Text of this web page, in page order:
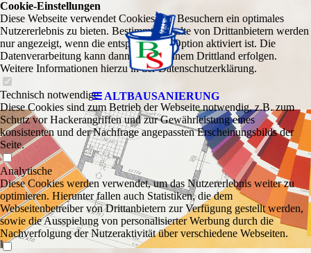
ALTBAUSANIERUNG
Cookie-Einstellungen
Diese Webseite verwendet Cookies, um Besuchern ein optimales
Nutzererlebnis zu bieten. Bestimmte Inhalte von Drittanbietern werden
nur angezeigt, wenn die entsprechende Option aktiviert ist. Die
Datenverarbeitung kann dann auch in einem Drittland erfolgen.
Weitere Informationen hierzu in der Datenschutzerklärung.
Technisch notwendige
Diese Cookies sind zum Betrieb der Webseite notwendig, z.B. zum
Schutz vor Hackerangriffen und zur Gewährleistung eines
konsistenten und der Nachfrage angepassten Erscheinungsbilds der
Seite.
Analytische
Diese Cookies werden verwendet, um das Nutzererlebnis weiter zu
optimieren. Hierunter fallen auch Statistiken, die dem
Webseitenbetreiber von Drittanbietern zur Verfügung gestellt werden,
sowie die Ausspielung von personalisierter Werbung durch die
Nachverfolgung der Nutzeraktivität über verschiedene Webseiten.